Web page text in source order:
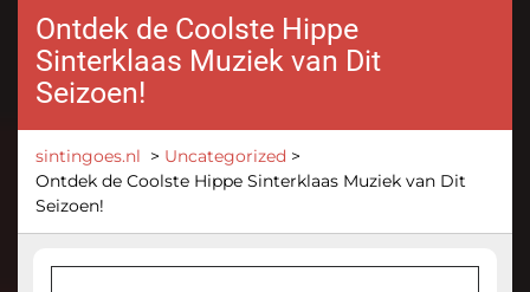
Ontdek de Coolste Hippe
Sinterklaas Muziek van Dit
Seizoen!
sintingoes.nl > Uncategorized >
Ontdek de Coolste Hippe Sinterklaas Muziek van Dit
Seizoen!